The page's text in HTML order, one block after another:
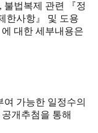
법복제 관련 『정
한사항』 및 도용
대한 세부내용은
가능한 일정수의
개추첨을 통해